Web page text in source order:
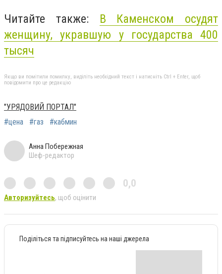
Читайте также: В Каменском осудят
женщину, укравшую у государства 400
тысяч
Якщо ви помітили помилку, виділіть необхідний текст і натисніть Ctrl + Enter, щоб
повідомити про це редакцію
"УРЯДОВИЙ ПОРТАЛ"
#цена
#газ #кабмин
Анна Побережная
Шеф-редактор
0,0
Авторизуйтесь, щоб оцінити
Поділіться та підписуйтесь на наші джерела